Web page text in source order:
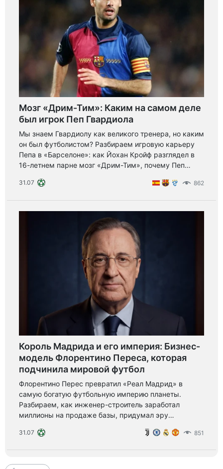
Мозг «Дрим-Тим»: Каким на самом деле
был игрок Пеп Гвардиола
Мы знаем Гвардиолу как великого тренера, но каким
он был футболистом? Разбираем игровую карьеру
Пепа в «Барселоне»: как Йохан Кройф разглядел в
16-летнем парне мозг «Дрим-Тим», почему Пеп
для Бускетса.
31.07 862
Король Мадрида и его империя: Бизнес-
модель Флорентино Переса, которая
подчинила мировой футбол
Флорентино Перес превратил «Реал Мадрид» в
самую богатую футбольную империю планеты.
Разбираем, как инженер-строитель заработал
миллионы на продаже базы, придумал эру
свою власть в клубе вечной.
31.07 851